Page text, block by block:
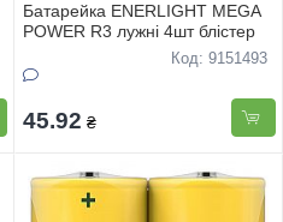
Батарейка ENERLIGHT MEGA
POWER R3 лужнi 4шт блiстер
Код: 9151493
45.92 ₴